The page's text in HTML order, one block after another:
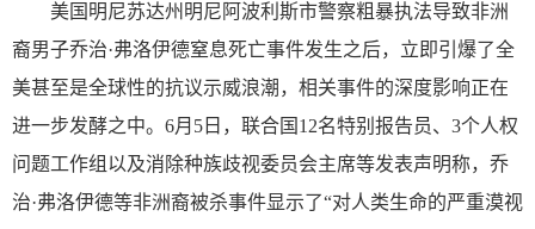
美国明尼苏达州明尼阿波利斯市警察粗暴执法导致非洲
裔男子乔治·弗洛伊德窒息死亡事件发生之后，立即引爆了全
美甚至是全球性的抗议示威浪潮，相关事件的深度影响正在
进一步发酵之中。6月5日，联合国12名特别报告员、3个人权
问题工作组以及消除种族歧视委员会主席等发表声明称，乔
治·弗洛伊德等非洲裔被杀事件显示了“对人类生命的严重漠视